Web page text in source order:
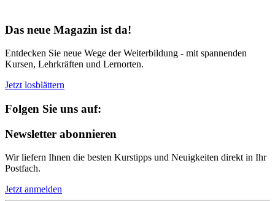
Das neue Magazin ist da!
Entdecken Sie neue Wege der Weiterbildung - mit spannenden
Kursen, Lehrkräften und Lernorten.
Jetzt losblättern
Folgen Sie uns auf:
Newsletter abonnieren
Wir liefern Ihnen die besten Kurstipps und Neuigkeiten direkt in Ihr
Postfach.
Jetzt anmelden